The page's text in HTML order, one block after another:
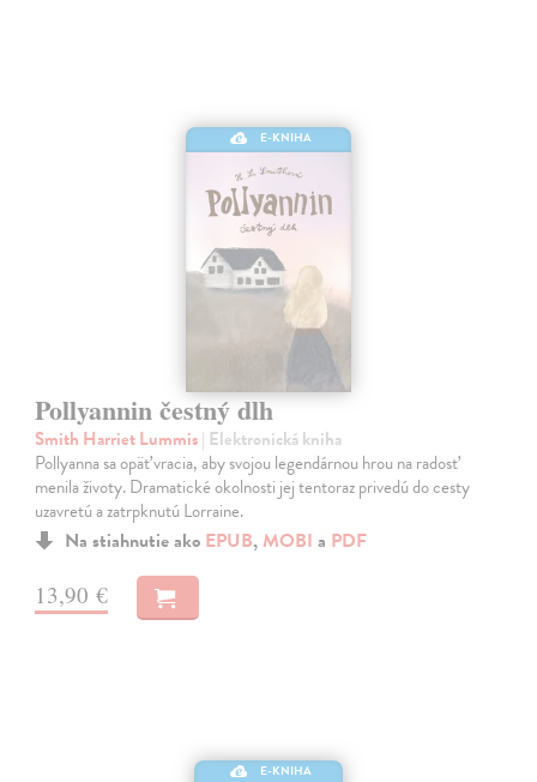
E-KNIHA
Pollyannin čestný dlh
Smith Harriet Lummis| Elektronická kniha
Pollyanna sa opäť vracia, aby svojou legendárnou hrou na radosť
menila životy. Dramatické okolnosti jej tentoraz privedú do cesty
uzavretú a zatrpknutú Lorraine.
Na stiahnutie ako EPUB, MOBI a PDF
13,90 €
E-KNIHA